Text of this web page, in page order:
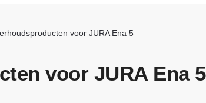
voor JURA Ena 5
voor JURA Ena 5